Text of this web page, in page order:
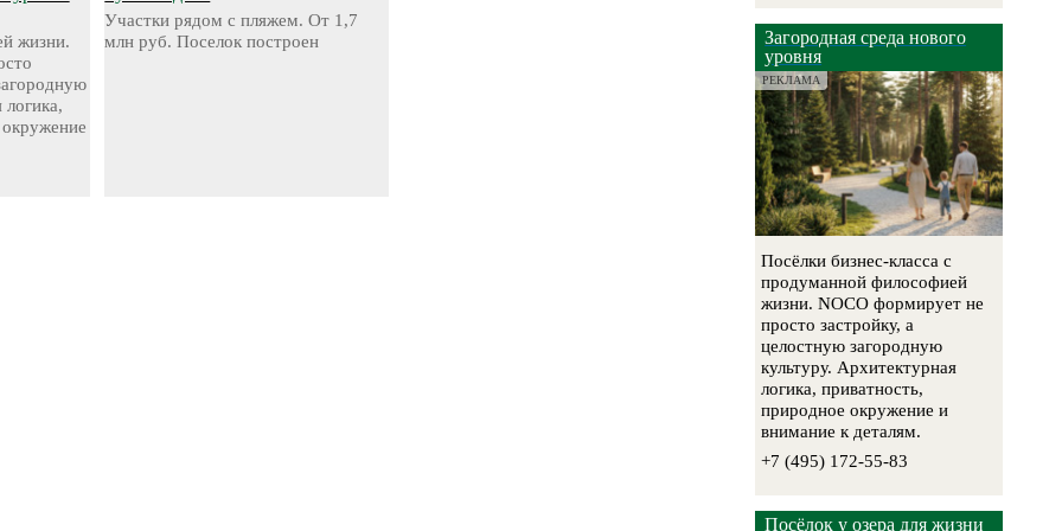
жизни.
логика,
Участки рядом с пляжем. От 1,7
млн руб. Поселок построен
Загородная среда нового
уровня
РЕКЛАМА
Посёлки бизнес-класса с
продуманной философией
жизни. NOCO формирует не
просто застройку, а
целостную загородную
культуру. Архитектурная
логика, приватность,
природное окружение и
внимание к деталям.
+7 (495) 172-55-83
Посёлок у озера для жизни